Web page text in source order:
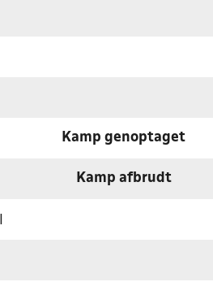
Kamp genoptaget
Kamp afbrudt